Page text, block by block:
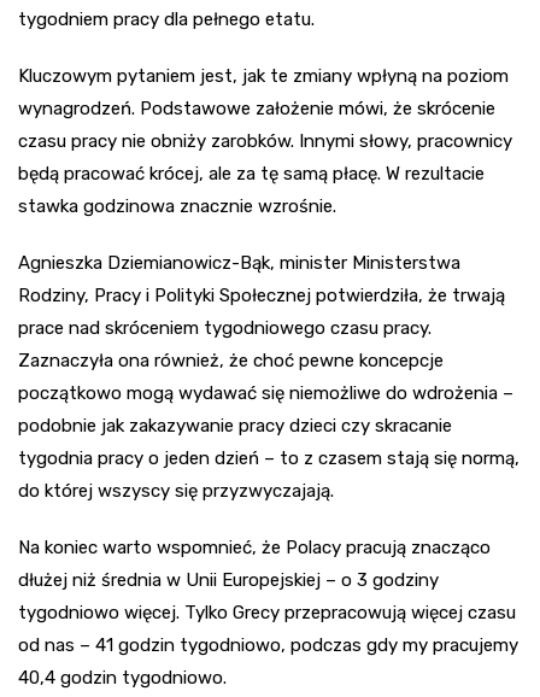
tygodniem pracy dla pełnego etatu.
Kluczowym pytaniem jest, jak te zmiany wpłyną na poziom
wynagrodzeń. Podstawowe założenie mówi, że skrócenie
czasu pracy nie obniży zarobków. Innymi słowy, pracownicy
będą pracować krócej, ale za tę samą płacę. W rezultacie
stawka godzinowa znacznie wzrośnie.
Agnieszka Dziemianowicz-Bąk, minister Ministerstwa
Rodziny, Pracy i Polityki Społecznej potwierdziła, że trwają
prace nad skróceniem tygodniowego czasu pracy.
Zaznaczyła ona również, że choć pewne koncepcje
początkowo mogą wydawać się niemożliwe do wdrożenia –
podobnie jak zakazywanie pracy dzieci czy skracanie
tygodnia pracy o jeden dzień – to z czasem stają się normą,
do której wszyscy się przyzwyczajają.
Na koniec warto wspomnieć, że Polacy pracują znacząco
dłużej niż średnia w Unii Europejskiej – o 3 godziny
tygodniowo więcej. Tylko Grecy przepracowują więcej czasu
od nas – 41 godzin tygodniowo, podczas gdy my pracujemy
40,4 godzin tygodniowo.